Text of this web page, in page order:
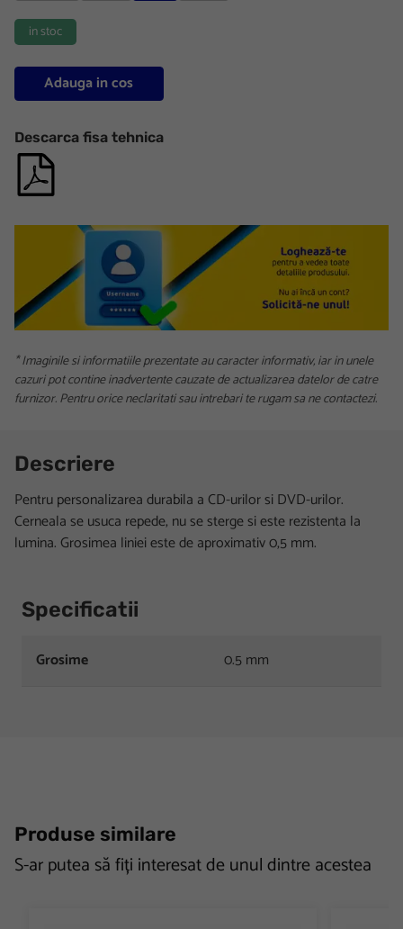
in stoc
Adauga in cos
Descarca fisa tehnica
* Imaginile si informatiile prezentate au caracter informativ, iar in unele
cazuri pot contine inadvertente cauzate de actualizarea datelor de catre
furnizor. Pentru orice neclaritati sau intrebari te rugam sa ne contactezi.
Descriere
Pentru personalizarea durabila a CD-urilor si DVD-urilor.
Cerneala se usuca repede, nu se sterge si este rezistenta la
lumina. Grosimea liniei este de aproximativ 0,5 mm.
Specificatii
Grosime 0.5 mm
Produse similare
S-ar putea să fiți interesat de unul dintre acestea